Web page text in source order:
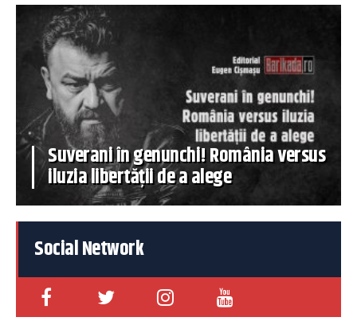
Suverani în genunchi! România versus
iluzia libertății de a alege
Social Network